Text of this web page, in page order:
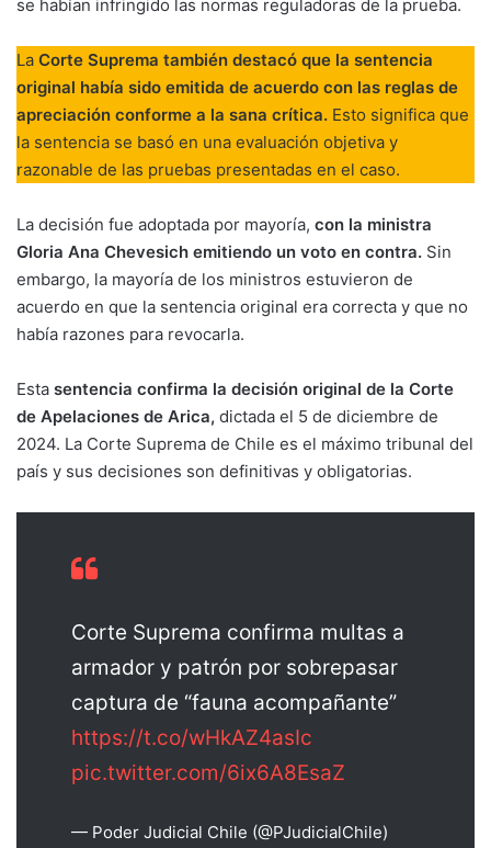
se habían infringido las normas reguladoras de la prueba.
La Corte Suprema también destacó que la sentencia
original había sido emitida de acuerdo con las reglas de
apreciación conforme a la sana crítica. Esto significa que
la sentencia se basó en una evaluación objetiva y
razonable de las pruebas presentadas en el caso.
La decisión fue adoptada por mayoría, con la ministra
Gloria Ana Chevesich emitiendo un voto en contra. Sin
embargo, la mayoría de los ministros estuvieron de
acuerdo en que la sentencia original era correcta y que no
había razones para revocarla.
Esta sentencia confirma la decisión original de la Corte
de Apelaciones de Arica, dictada el 5 de diciembre de
2024. La Corte Suprema de Chile es el máximo tribunal del
país y sus decisiones son definitivas y obligatorias.
Corte Suprema confirma multas a
armador y patrón por sobrepasar
captura de “fauna acompañante”
https://t.co/wHkAZ4asIc
pic.twitter.com/6ix6A8EsaZ
— Poder Judicial Chile (@PJudicialChile)